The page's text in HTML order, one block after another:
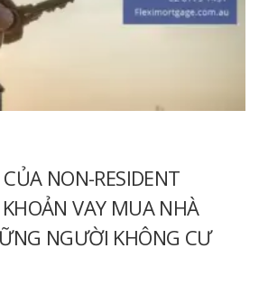
NON-RESIDENT
VAY MUA NHÀ
NGƯỜI KHÔNG CƯ